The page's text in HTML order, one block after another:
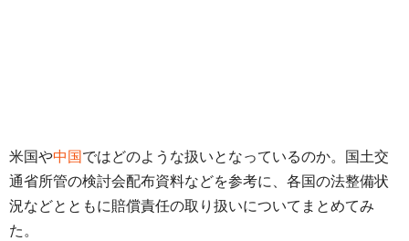
米国や中国 ではどのような扱いとなっているのか。国土交
通省所管の検討会配布資料などを参考に、各国の法整備状
況などとともに賠償責任の取り扱いについてまとめてみ
た。